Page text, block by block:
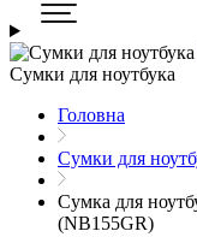
Сумки для ноутбука
Головна
Сумки для
Сумка для
(NB155GR)